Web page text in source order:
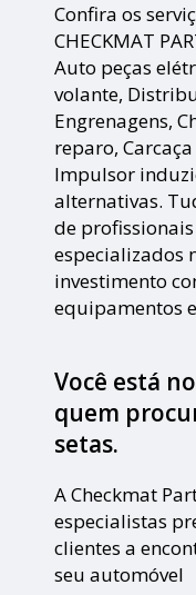
Confira os
CHECKMAT
Auto peças
volante,
Engrenagens,
reparo,
Impulsor
alternativas.
de
especializados
investimento
equipamentos
Você está
quem
setas.
A Checkmat
especialistas
clientes a
seu automóvel